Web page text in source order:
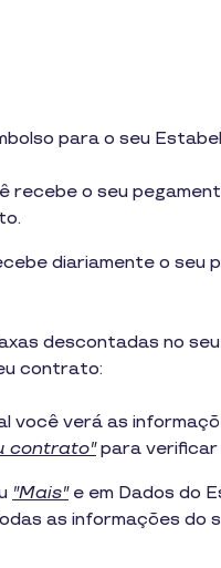
para o seu
recebe o seu
diariamente o seu
descontadas no
contrato:
você verá as
contrato"para verificar
"Mais"e em Dados do
as informações do